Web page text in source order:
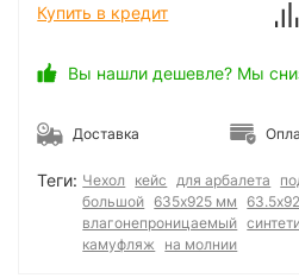
Купить в кредит
Вы нашли дешевле? Мы
Доставка
Теги: Чехол кейс для арбалета
большой 635х925 мм
влагонепроницаемый
камуфляж
на молнии